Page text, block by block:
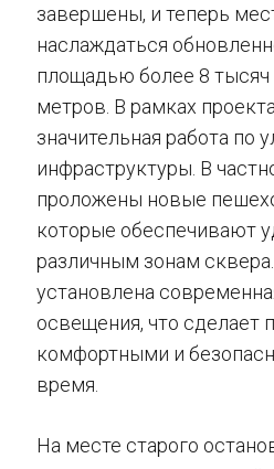
завершены, и теперь
наслаждаться
площадью более 8 тысяч
метров. В рамках
значительная работа по
инфраструктуры. В
проложены новые
которые обеспечивают
различным зонам
установлена
освещения, что сделает
комфортными и
время.
На месте старого